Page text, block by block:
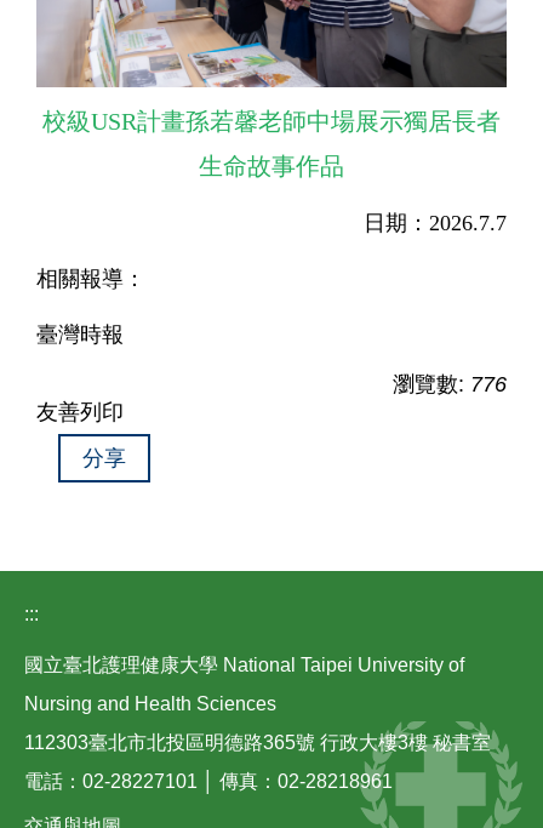
校級USR計畫孫若馨老師中場展示獨居長者
生命故事作品
日期：2026.7.7
相關報導：
臺灣時報
瀏覽數: 776
友善列印
分享
:::
國立臺北護理健康大學 National Taipei University of
Nursing and Health Sciences
112303臺北市北投區明德路365號 行政大樓3樓 秘書室
電話：02-28227101 │ 傳真：02-28218961